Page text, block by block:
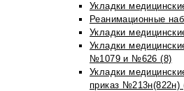
Укладки
Реанимационные
Укладки
Укладки
№1079 и №626 (8)
Укладки
приказ №213н(822н)